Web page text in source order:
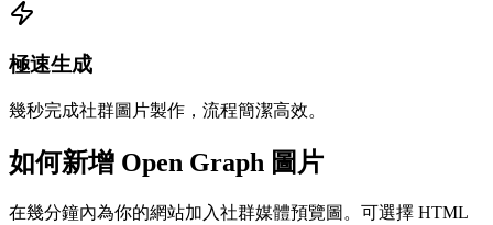
極速生成
幾秒完成社群圖片製作，流程簡潔高效。
如何新增 Open Graph 圖片
在幾分鐘內為你的網站加入社群媒體預覽圖。可選擇 HTML